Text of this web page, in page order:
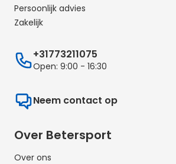
Persoonlijk advies
Zakelijk
Over Betersport
Over ons
+31773211075
Open: 9:00 - 16:30
Neem contact op